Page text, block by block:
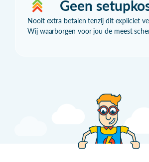
Geen
Nooit extra betalen tenzij dit expliciet
Wij waarborgen voor jou de meest